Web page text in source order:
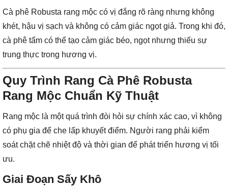
Cà phê Robusta rang mộc có vị đắng rõ ràng nhưng không
khét, hậu vị sạch và không có cảm giác ngọt giả. Trong khi đó,
cà phê tẩm có thể tạo cảm giác béo, ngọt nhưng thiếu sự
trung thực trong hương vị.
Quy Trình Rang Cà Phê Robusta
Rang Mộc Chuẩn Kỹ Thuật
Rang mộc là một quá trình đòi hỏi sự chính xác cao, vì không
có phụ gia để che lấp khuyết điểm. Người rang phải kiểm
soát chặt chẽ nhiệt độ và thời gian để phát triển hương vị tối
ưu.
Giai Đoạn Sấy Khô